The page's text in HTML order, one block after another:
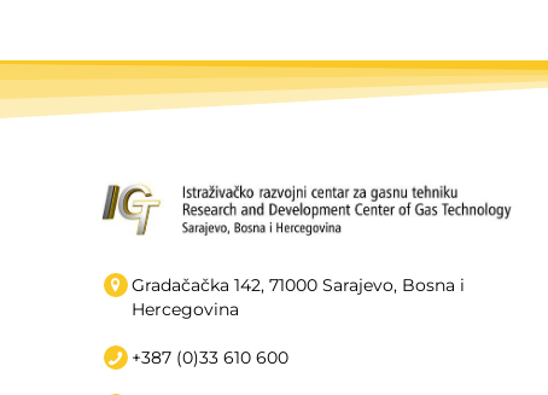
Gradačačka 142, 71000 Sarajevo, Bosna i
Hercegovina
+387 (0)33 610 600